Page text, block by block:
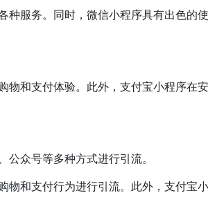
服务。同时，微信小程序具有出色的
和支付体验。此外，支付宝小程序在
众号等多种方式进行引流。
和支付行为进行引流。此外，支付宝